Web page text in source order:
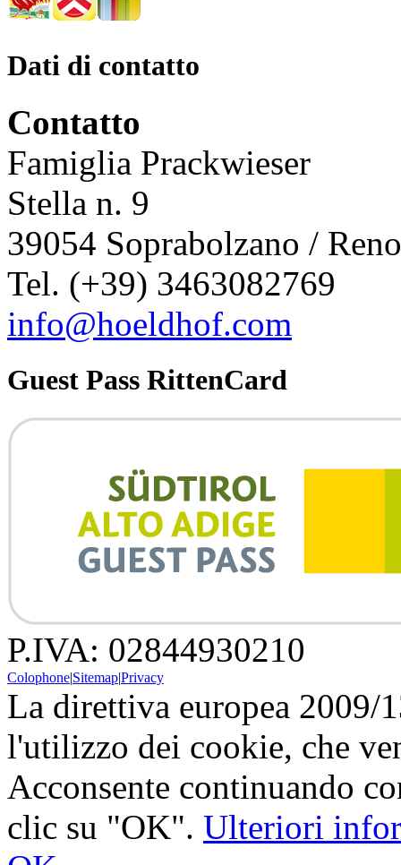
Dati di contatto
Contatto
Famiglia Prackwieser
Stella n. 9
39054 Soprabolzano /
Tel. (+39) 3463082769
info@hoeldhof.com
Guest Pass RittenCard
P.IVA: 02844930210
Colophone|Sitemap|Privacy
La direttiva europea 2009/
l'utilizzo dei cookie, che
Acconsente continuando
clic su "OK". Ulteriori